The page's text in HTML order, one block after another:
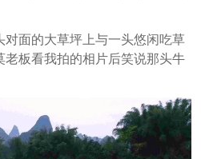
对面的大草坪上与一头悠闲吃草
老板看我拍的相片后笑说那头牛